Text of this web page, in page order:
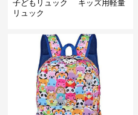
子どもリュック キッズ用軽量
リュック